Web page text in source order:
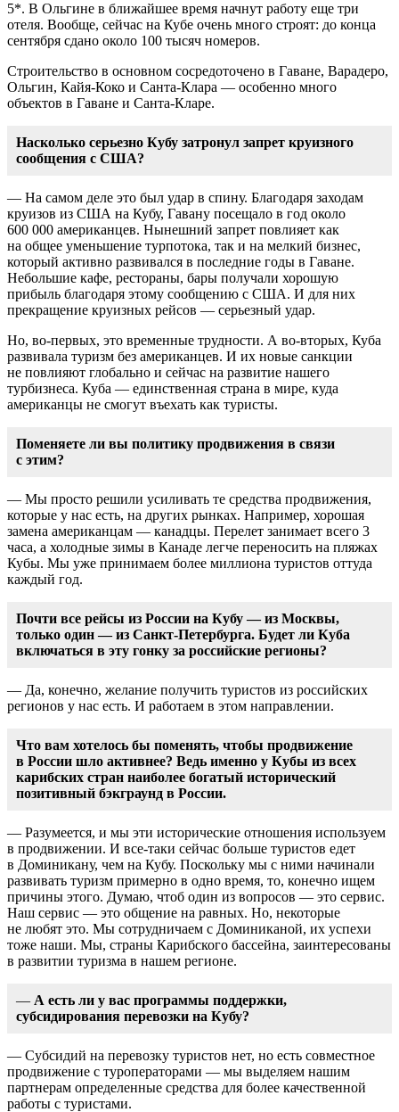
5*. В Ольгине в ближайшее время начнут работу еще три
отеля. Вообще, сейчас на Кубе очень много строят: до конца
сентября сдано около 100 тысяч номеров.
Строительство в основном сосредоточено в Гаване, Варадеро,
Ольгин, Кайя-Коко и Санта-Клара — особенно много
объектов в Гаване и Санта-Кларе.
Насколько серьезно Кубу затронул запрет круизного
сообщения с США?
— На самом деле это был удар в спину. Благодаря заходам
круизов из США на Кубу, Гавану посещало в год около
600 000 американцев. Нынешний запрет повлияет как
на общее уменьшение турпотока, так и на мелкий бизнес,
который активно развивался в последние годы в Гаване.
Небольшие кафе, рестораны, бары получали хорошую
прибыль благодаря этому сообщению с США. И для них
прекращение круизных рейсов — серьезный удар.
Но, во-первых, это временные трудности. А во-вторых, Куба
развивала туризм без американцев. И их новые санкции
не повлияют глобально и сейчас на развитие нашего
турбизнеса. Куба — единственная страна в мире, куда
американцы не смогут въехать как туристы.
Поменяете ли вы политику продвижения в связи
с этим?
— Мы просто решили усиливать те средства продвижения,
которые у нас есть, на других рынках. Например, хорошая
замена американцам — канадцы. Перелет занимает всего 3
часа, а холодные зимы в Канаде легче переносить на пляжах
Кубы. Мы уже принимаем более миллиона туристов оттуда
каждый год.
Почти все рейсы из России на Кубу — из Москвы,
только один — из Санкт-Петербурга. Будет ли Куба
включаться в эту гонку за российские регионы?
— Да, конечно, желание получить туристов из российских
регионов у нас есть. И работаем в этом направлении.
Что вам хотелось бы поменять, чтобы продвижение
в России шло активнее? Ведь именно у Кубы из всех
карибских стран наиболее богатый исторический
позитивный бэкграунд в России.
— Разумеется, и мы эти исторические отношения используем
в продвижении. И все-таки сейчас больше туристов едет
в Доминикану, чем на Кубу. Поскольку мы с ними начинали
развивать туризм примерно в одно время, то, конечно ищем
причины этого. Думаю, чтоб один из вопросов — это сервис.
Наш сервис — это общение на равных. Но, некоторые
не любят это. Мы сотрудничаем с Доминиканой, их успехи
тоже наши. Мы, страны Карибского бассейна, заинтересованы
в развитии туризма в нашем регионе.
— А есть ли у вас программы поддержки,
субсидирования перевозки на Кубу?
— Субсидий на перевозку туристов нет, но есть совместное
продвижение с туроператорами — мы выделяем нашим
партнерам определенные средства для более качественной
работы с туристами.